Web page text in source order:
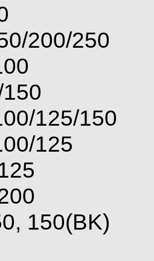
200/250
125/150
125
150(BK)